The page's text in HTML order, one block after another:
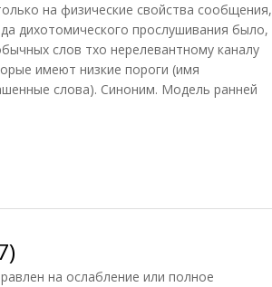
на физические свойства сообщения,
дихотомического прослушивания было,
слов тхо нерелевантному каналу
имеют низкие пороги (имя
слова). Синоним. Модель ранней
на ослабление или полное